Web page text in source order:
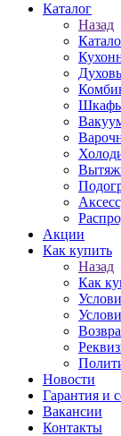
Каталог
Назад
Шкафы
Акции
Как купить
Назад
Как
Новости
Гарантия и
Вакансии
Контакты